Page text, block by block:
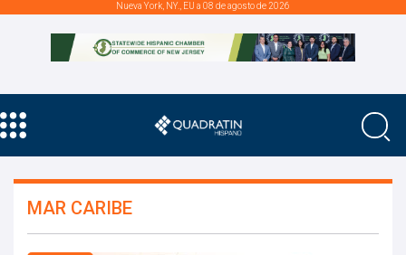
Nueva York, NY., EU a 08 de agosto de 2026
MAR CARIBE